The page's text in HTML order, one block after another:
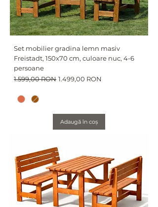
Set mobilier gradina lemn masiv
Freistadt, 150x70 cm, culoare nuc, 4-6
persoane
Preț normal
1.599,00 RON Preț redus
1.499,00 RON
Adaugă în coș